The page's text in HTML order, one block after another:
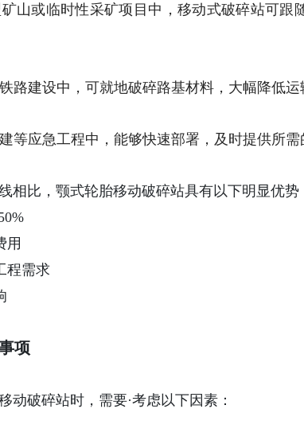
山或临时性采矿项目中，移动式破碎站可跟
路建设中，可就地破碎路基材料，大幅降低运
等应急工程中，能够快速部署，及时提供所需
相比，颚式轮胎移动破碎站具有以下明显优势
用
程需求
项
动破碎站时，需要·考虑以下因素：